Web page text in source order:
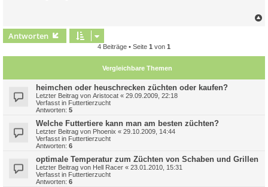
b
Antworten
4 Beiträge • Seite 1 von 1
Vergleichbare Themen
heimchen oder heuschrecken züchten oder kaufen?
Letzter Beitrag von Aristocat « 29.09.2009, 22:18
Verfasst in Futtertierzucht
Antworten: 5
Welche Futtertiere kann man am besten züchten?
Letzter Beitrag von Phoenix « 29.10.2009, 14:44
Verfasst in Futtertierzucht
Antworten: 6
optimale Temperatur zum Züchten von Schaben und Grillen
Letzter Beitrag von Hell Racer « 23.01.2010, 15:31
Verfasst in Futtertierzucht
Antworten: 6